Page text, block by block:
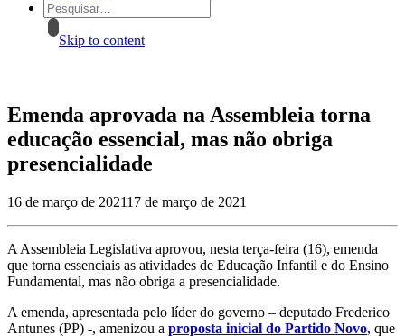
Skip to content
Emenda aprovada na Assembleia torna
educação essencial, mas não obriga
presencialidade
16 de março de 202117 de março de 2021
A Assembleia Legislativa aprovou, nesta terça-feira (16), emenda
que torna essenciais as atividades de Educação Infantil e do Ensino
Fundamental, mas não obriga a presencialidade.
A emenda, apresentada pelo líder do governo – deputado Frederico
Antunes (PP) -, amenizou a proposta inicial do Partido Novo, que